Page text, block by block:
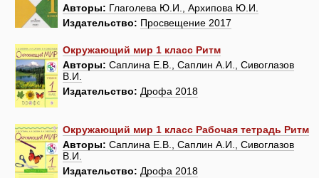
Авторы: Глаголева Ю.И., Архипова Ю.И.
Издательство: Просвещение 2017
Окружающий мир 1 класс Ритм
Авторы: Саплина Е.В., Саплин А.И., Сивоглазов
В.И.
Издательство: Дрофа 2018
Окружающий мир 1 класс Рабочая тетрадь Ритм
Авторы: Саплина Е.В., Саплин А.И., Сивоглазов
В.И.
Издательство: Дрофа 2018